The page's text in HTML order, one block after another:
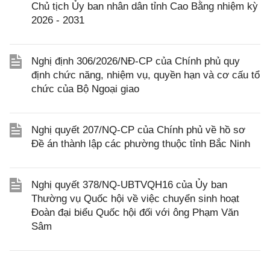
Chủ tịch Ủy ban nhân dân tỉnh Cao Bằng nhiệm kỳ
2026 - 2031
Nghị định 306/2026/NĐ-CP của Chính phủ quy
định chức năng, nhiệm vụ, quyền hạn và cơ cấu tổ
chức của Bộ Ngoại giao
Nghị quyết 207/NQ-CP của Chính phủ về hồ sơ
Đề án thành lập các phường thuộc tỉnh Bắc Ninh
Nghị quyết 378/NQ-UBTVQH16 của Ủy ban
Thường vụ Quốc hội về việc chuyển sinh hoạt
Đoàn đại biểu Quốc hội đối với ông Phạm Văn
Sâm